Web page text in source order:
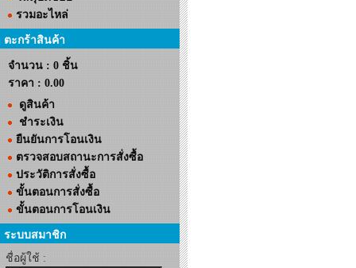
รวมอะไหล่
ตะกร้าสินค้า
จำนวน : 0 ชิ้น
ราคา : 0.00
ดูสินค้า
ชำระเงิน
ยืนยันการโอนเงิน
ตรวจสอบสถานะการสั่งซื้อ
ประวัติการสั่งซื้อ
ขั้นตอนการสั่งซื้อ
ขั้นตอนการโอนเงิน
ระบบสมาชิก
ชื่อผู้ใช้ :